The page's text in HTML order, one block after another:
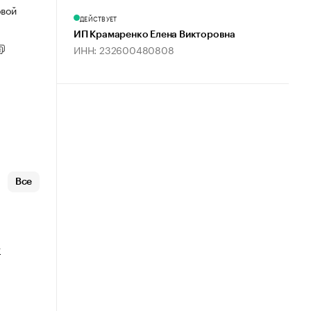
Все
ДЕЙСТВУЕТ
ИП Крамаренко Елена Викторовна
ИНН: 232600480808